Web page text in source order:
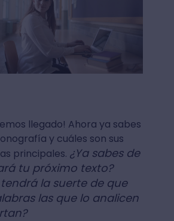
llegado! Ahora ya sabes
y cuáles son sus
principales. ¿Ya sabes de
tu próximo texto?
la suerte de que
las que lo analicen